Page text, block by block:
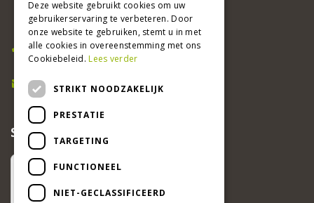
Adsteeg 31
6191 PW Beek
Bel ons
046 437 2881
E-mail
info@beekertuincentrum.nl
SCHRIJF EEN RECENSIE EN WIN!
Deze website gebruikt cookies om uw
gebruikerservaring te verbeteren. Door
onze website te gebruiken, stemt u in met
alle cookies in overeenstemming met ons
Cookiebeleid.Lees verder
STRIKT NOODZAKELIJK
PRESTATIE
TARGETING
FUNCTIONEEL
NIET-GECLASSIFICEERD